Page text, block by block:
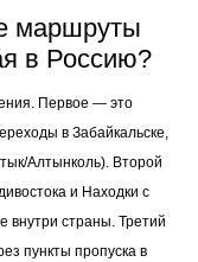
маршруты
в Россию?
Первое — это
в Забайкальске,
Алтынколь). Второй
и Находки с
внутри страны. Третий
пункты пропуска в